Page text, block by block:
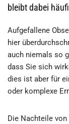
bleibt dabei
Aufgefallene
hier
auch niemals so
dass Sie sich
dies ist aber für
oder komplexe
Die Nachteile